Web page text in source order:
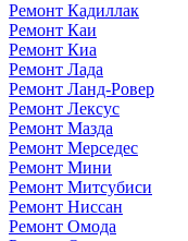
Ремонт Кадиллак
Ремонт Каи
Ремонт Киа
Ремонт Лада
Ремонт Ланд-Ровер
Ремонт Лексус
Ремонт Мазда
Ремонт Мерседес
Ремонт Мини
Ремонт Митсубиси
Ремонт Ниссан
Ремонт Омода